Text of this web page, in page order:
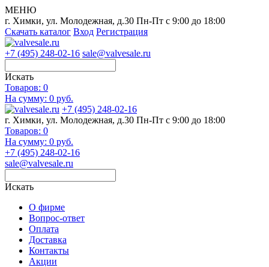
МЕНЮ
г. Химки, ул. Молодежная, д.30 Пн-Пт с 9:00 до 18:00
Скачать каталог Вход Регистрация
+7 (495) 248-02-16 sale@valvesale.ru
Искать
Товаров: 0
На сумму: 0 руб.
+7 (495) 248-02-16
г. Химки, ул. Молодежная, д.30 Пн-Пт с 9:00 до 18:00
Товаров: 0
На сумму: 0 руб.
+7 (495) 248-02-16
sale@valvesale.ru
Искать
О фирме
Вопрос-ответ
Оплата
Доставка
Контакты
Акции